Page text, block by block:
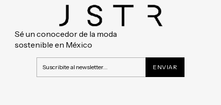
Sé un conocedor de la moda
sostenible en México